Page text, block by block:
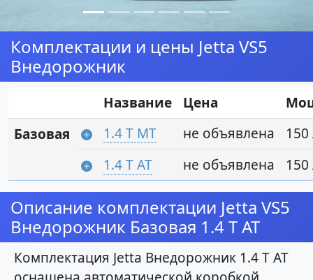
Комплектации и цены Jetta VS5
Внедорожник
Название Цена
Базовая
1.4 T MT не объявлена
150
1.4 T AT
не объявлена 150
Описание комплектации Jetta VS5
Внедорожник Базовая 1.4 T AT
Комплектация Jetta Внедорожник 1.4 T AT